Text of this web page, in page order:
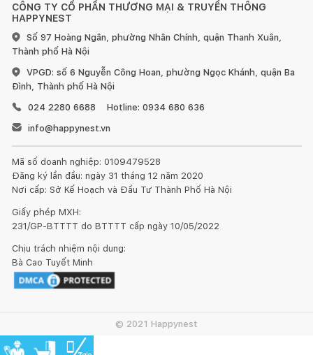
CÔNG TY CỔ PHẦN THƯƠNG MẠI & TRUYỀN THÔNG
HAPPYNEST
Số 97 Hoàng Ngân, phường Nhân Chính, quận Thanh Xuân,
Thành phố Hà Nội
VPGD: số 6 Nguyễn Công Hoan, phường Ngọc Khánh, quận Ba
Đình, Thành phố Hà Nội
024 2280 6688
Hotline: 0934 680 636
info@happynest.vn
Mã số doanh nghiệp: 0109479528
Đăng ký lần đầu: ngày 31 tháng 12 năm 2020
Nơi cấp: Sở Kế Hoạch và Đầu Tư Thành Phố Hà Nội
Giấy phép MXH:
231/GP-BTTTT do BTTTT cấp ngày 10/05/2022
Chịu trách nhiệm nội dung:
Bà Cao Tuyết Minh
© 2021 Happynest